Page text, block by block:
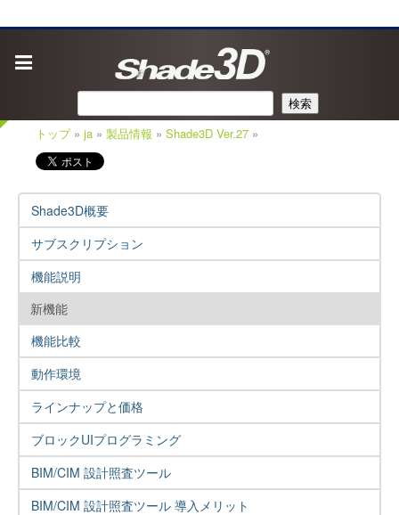
検索
トップ» ja » 製品情報 » Shade3D Ver.27 »
Shade3D概要
サブスクリプション
機能説明
新機能
機能比較
動作環境
ラインナップと価格
ブロックUIプログラミング
BIM/CIM 設計照査ツール
BIM/CIM 設計照査ツール 導入メリット